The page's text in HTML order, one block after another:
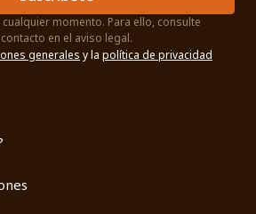
momento. Para ello, consulte
en el aviso legal.
generales y la política de privacidad